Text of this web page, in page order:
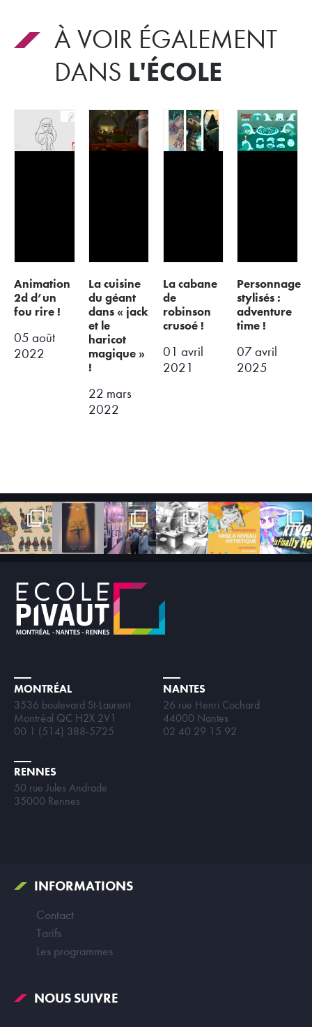
À VOIR ÉGALEMENT
DANS L'ÉCOLE
animation
2d d’un
fou rire !
05 août
2022
la cuisine
du géant
dans « jack
et le
haricot
magique »
!
22 mars
2022
la cabane
de
robinson
crusoé !
01 avril
2021
personnage
stylisés :
adventure
time !
07 avril
2025
MONTRÉAL
3536 boulevard St-Laurent
Montréal QC H2X 2V1
00 1 (514) 388-5725
NANTES
26 rue Henri Cochard
44000 Nantes
02 40 29 15 92
RENNES
50 rue Jules Andrade
35000 Rennes
INFORMATIONS
Contact
Tarifs
Les programmes
NOUS SUIVRE